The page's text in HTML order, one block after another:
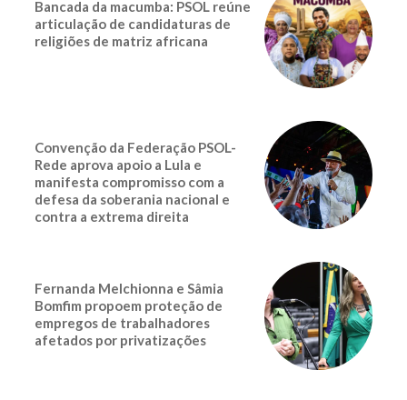
Bancada da macumba: PSOL reúne
articulação de candidaturas de
religiões de matriz africana
Convenção da Federação PSOL-
Rede aprova apoio a Lula e
manifesta compromisso com a
defesa da soberania nacional e
contra a extrema direita
Fernanda Melchionna e Sâmia
Bomfim propoem proteção de
empregos de trabalhadores
afetados por privatizações